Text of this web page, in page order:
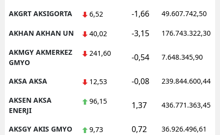
AKGRT AKSIGORTA 6,52 -1,66 49.607.742,50
AKHAN AKHAN UN 40,02 -3,15 176.743.322,30
AKMGY AKMERKEZ
GMYO
241,60 -0,54 7.648.345,90
AKSA AKSA 12,53 -0,08 239.844.600,44
AKSEN AKSA
ENERJI
96,15 1,37 436.771.363,45
AKSGY AKIS GMYO 9,73 0,72 36.926.496,61